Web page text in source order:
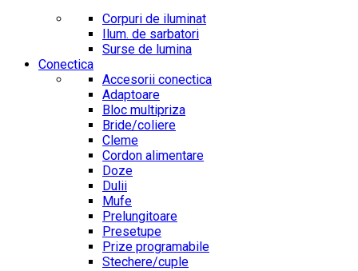
Corpuri de iluminat
Ilum. de sarbatori
Surse de lumina
Conectica
Accesorii conectica
Adaptoare
Bloc multipriza
Bride/coliere
Cleme
Cordon alimentare
Doze
Dulii
Mufe
Prelungitoare
Presetupe
Prize programabile
Stechere/cuple